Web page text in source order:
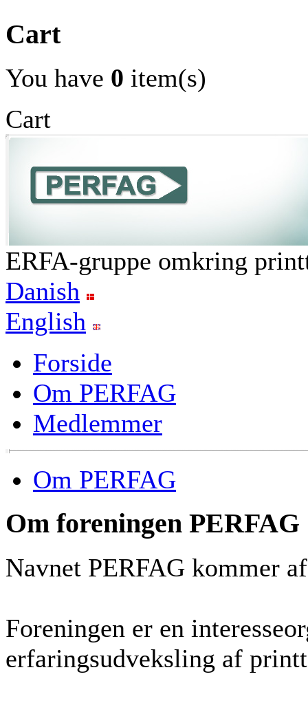
Cart
You have 0 item(s)
Cart
ERFA-gruppe omkring
Danish
English
Forside
Om PERFAG
Medlemmer
Om PERFAG
Om foreningen PERFAG
Navnet PERFAG kommer
Foreningen er en
erfaringsudveksling af